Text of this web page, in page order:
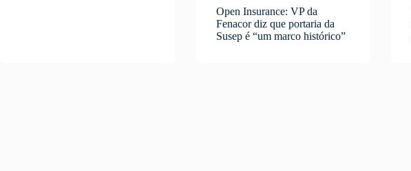
Open Insurance: VP da
Fenacor diz que portaria da
Susep é “um marco histórico”